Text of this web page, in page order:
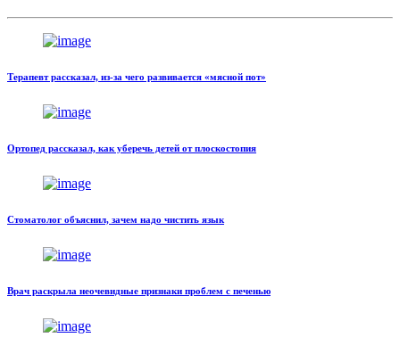
Терапевт рассказал, из-за чего развивается «мясной пот»
Ортопед рассказал, как уберечь детей от плоскостопия
Стоматолог объяснил, зачем надо чистить язык
Врач раскрыла неочевидные признаки проблем с печенью